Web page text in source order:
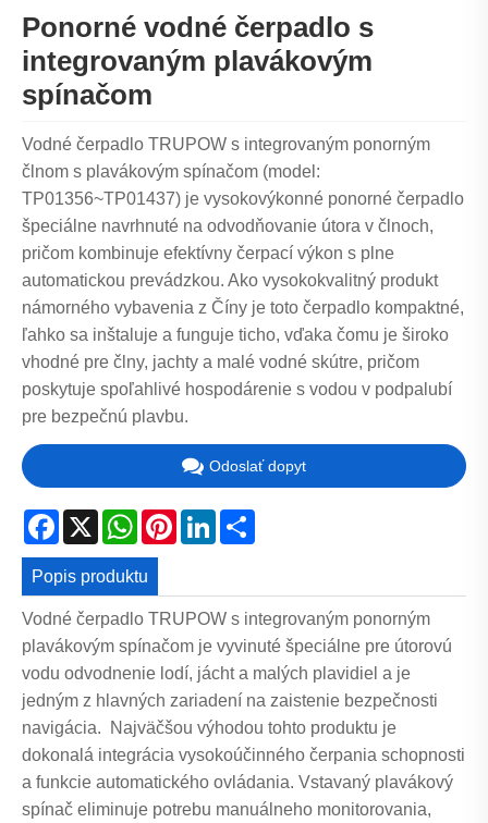
Ponorné vodné čerpadlo s
integrovaným plavákovým
spínačom
Vodné čerpadlo TRUPOW s integrovaným ponorným
člnom s plavákovým spínačom (model:
TP01356~TP01437) je vysokovýkonné ponorné čerpadlo
špeciálne navrhnuté na odvodňovanie útora v člnoch,
pričom kombinuje efektívny čerpací výkon s plne
automatickou prevádzkou. Ako vysokokvalitný produkt
námorného vybavenia z Číny je toto čerpadlo kompaktné,
ľahko sa inštaluje a funguje ticho, vďaka čomu je široko
vhodné pre člny, jachty a malé vodné skútre, pričom
poskytuje spoľahlivé hospodárenie s vodou v podpalubí
pre bezpečnú plavbu.
Odoslať dopyt
Facebook
X WhatsApp
PinterestLinkedIn
Popis produktu
Vodné čerpadlo TRUPOW s integrovaným ponorným
plavákovým spínačom je vyvinuté špeciálne pre útorovú
vodu odvodnenie lodí, jácht a malých plavidiel a je
jedným z hlavných zariadení na zaistenie bezpečnosti
navigácia. Najväčšou výhodou tohto produktu je
dokonalá integrácia vysokoúčinného čerpania schopnosti
a funkcie automatického ovládania. Vstavaný plavákový
spínač eliminuje potrebu manuálneho monitorovania,